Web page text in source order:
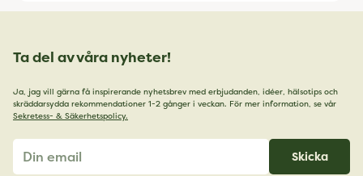
Ta del av våra nyheter!
Ja, jag vill gärna få inspirerande nyhetsbrev med erbjudanden, idéer, hälsotips och
skräddarsydda rekommendationer 1-2 gånger i veckan. För mer information, se vår
Sekretess- & Säkerhetspolicy.
email
Skicka